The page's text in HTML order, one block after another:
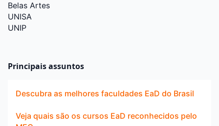
Belas Artes
UNISA
UNIP
Principais assuntos
Descubra as melhores faculdades EaD do Brasil
Veja quais são os cursos EaD reconhecidos pelo